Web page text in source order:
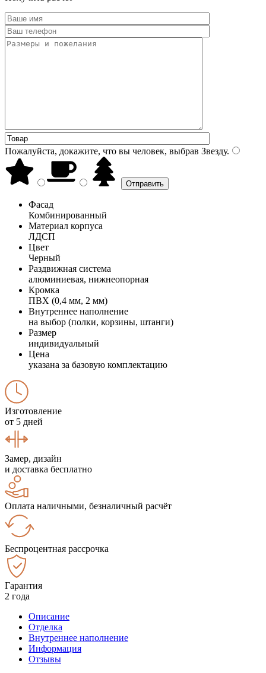
Пожалуйста, докажите, что вы человек, выбрав Звезду.
Фасад
Комбинированный
Материал корпуса
ЛДСП
Цвет
Черный
Раздвижная система
алюминиевая, нижнеопорная
Кромка
ПВХ (0,4 мм, 2 мм)
Внутреннее наполнение
на выбор (полки, корзины, штанги)
Размер
индивидуальный
Цена
указана за базовую комплектацию
Изготовление
от 5 дней
Замер, дизайн
и доставка бесплатно
Оплата наличными, безналичный расчёт
Беспроцентная рассрочка
Гарантия
2 года
Описание
Отделка
Внутреннее наполнение
Информация
Отзывы